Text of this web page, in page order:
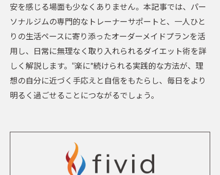
安を感じる場面も少なくありません。本記事では、パー
ソナルジムの専門的なトレーナーサポートと、一人ひと
りの生活ペースに寄り添ったオーダーメイドプランを活
用し、日常に無理なく取り入れられるダイエット術を詳
しく解説します。“楽に”続けられる実践的な方法が、理
想の自分に近づく手応えと自信をもたらし、毎日をより
明るく過ごせることにつながるでしょう。